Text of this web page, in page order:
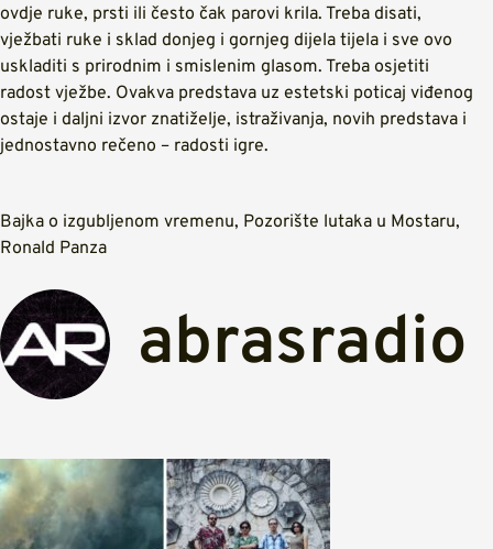
ovdje ruke, prsti ili često čak parovi krila. Treba disati,
vježbati ruke i sklad donjeg i gornjeg dijela tijela i sve ovo
uskladiti s prirodnim i smislenim glasom. Treba osjetiti
radost vježbe. Ovakva predstava uz estetski poticaj viđenog
ostaje i daljni izvor znatiželje, istraživanja, novih predstava i
jednostavno rečeno – radosti igre.
Bajka o izgubljenom vremenu, Pozorište lutaka u Mostaru,
Ronald Panza
abrasradio